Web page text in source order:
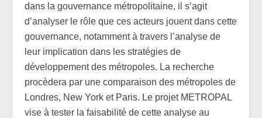
dans la gouvernance métropolitaine, il s’agit
d’analyser le rôle que ces acteurs jouent dans cette
gouvernance, notamment à travers l’analyse de
leur implication dans les stratégies de
développement des métropoles. La recherche
procèdera par une comparaison des métropoles de
Londres, New York et Paris. Le projet METROPAL
vise à tester la faisabilité de cette analyse au